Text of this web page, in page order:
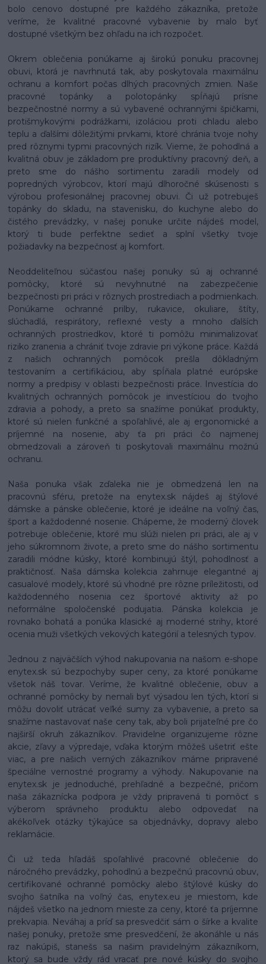
bolo cenovo dostupné pre každého zákazníka, pretože
veríme, že kvalitné pracovné vybavenie by malo byť
dostupné všetkým bez ohľadu na ich rozpočet.
Okrem oblečenia ponúkame aj širokú ponuku pracovnej
obuvi, ktorá je navrhnutá tak, aby poskytovala maximálnu
ochranu a komfort počas dlhých pracovných zmien. Naše
pracovné topánky a polotopánky spĺňajú prísne
bezpečnostné normy a sú vybavené ochrannými špičkami,
protišmykovými podrážkami, izoláciou proti chladu alebo
teplu a ďalšími dôležitými prvkami, ktoré chránia tvoje nohy
pred rôznymi typmi pracovných rizík. Vieme, že pohodlná a
kvalitná obuv je základom pre produktívny pracovný deň, a
preto sme do nášho sortimentu zaradili modely od
popredných výrobcov, ktorí majú dlhoročné skúsenosti s
výrobou profesionálnej pracovnej obuvi. Či už potrebuješ
topánky do skladu, na stavenisku, do kuchyne alebo do
čistého prevádzky, v našej ponuke určite nájdeš model,
ktorý ti bude perfektne sedieť a splní všetky tvoje
požiadavky na bezpečnosť aj komfort.
Neoddeliteľnou súčasťou našej ponuky sú aj ochranné
pomôcky, ktoré sú nevyhnutné na zabezpečenie
bezpečnosti pri práci v rôznych prostrediach a podmienkach.
Ponúkame ochranné prilby, rukavice, okuliare, štíty,
slúchadlá, respirátory, reflexné vesty a mnoho ďalších
ochranných prostriedkov, ktoré ti pomôžu minimalizovať
riziko zranenia a chrániť tvoje zdravie pri výkone práce. Každá
z našich ochranných pomôcok prešla dôkladným
testovaním a certifikáciou, aby spĺňala platné európske
normy a predpisy v oblasti bezpečnosti práce. Investícia do
kvalitných ochranných pomôcok je investíciou do tvojho
zdravia a pohody, a preto sa snažíme ponúkať produkty,
ktoré sú nielen funkčné a spoľahlivé, ale aj ergonomické a
príjemné na nosenie, aby ťa pri práci čo najmenej
obmedzovali a zároveň ti poskytovali maximálnu možnú
ochranu.
Naša ponuka však zďaleka nie je obmedzená len na
pracovnú sféru, pretože na enytex.sk nájdeš aj štýlové
dámske a pánske oblečenie, ktoré je ideálne na voľný čas,
šport a každodenné nosenie. Chápeme, že moderný človek
potrebuje oblečenie, ktoré mu slúži nielen pri práci, ale aj v
jeho súkromnom živote, a preto sme do nášho sortimentu
zaradili módne kúsky, ktoré kombinujú štýl, pohodlnosť a
praktičnosť. Naša dámska kolekcia zahrnuje elegantné aj
casualové modely, ktoré sú vhodné pre rôzne príležitosti, od
každodenného nosenia cez športové aktivity až po
neformálne spoločenské podujatia. Pánska kolekcia je
rovnako bohatá a ponúka klasické aj moderné strihy, ktoré
ocenia muži všetkých vekových kategórií a telesných typov.
Jednou z najväčších výhod nakupovania na našom e-shope
enytex.sk sú bezpochyby super ceny, za ktoré ponúkame
všetok náš tovar. Veríme, že kvalitné oblečenie, obuv a
ochranné pomôcky by nemali byť výsadou len tých, ktorí si
môžu dovoliť utrácať veľké sumy za vybavenie, a preto sa
snažíme nastavovať naše ceny tak, aby boli prijateľné pre čo
najširší okruh zákazníkov. Pravidelne organizujeme rôzne
akcie, zľavy a výpredaje, vďaka ktorým môžeš ušetriť ešte
viac, a pre našich verných zákazníkov máme pripravené
špeciálne vernostné programy a výhody. Nakupovanie na
enytex.sk je jednoduché, prehľadné a bezpečné, pričom
naša zákaznícka podpora je vždy pripravená ti pomôcť s
výberom správneho produktu alebo odpovedať na
akékoľvek otázky týkajúce sa objednávky, dopravy alebo
reklamácie.
Či už teda hľadáš spoľahlivé pracovné oblečenie do
náročného prevádzky, pohodlnú a bezpečnú pracovnú obuv,
certifikované ochranné pomôcky alebo štýlové kúsky do
svojho šatníka na voľný čas, enytex.eu je miestom, kde
nájdeš všetko na jednom mieste za ceny, ktoré ťa príjemne
prekvapia. Neváhaj a príď sa presvedčiť sám o šírke a kvalite
našej ponuky, pretože sme presvedčení, že akonáhle u nás
raz nakúpiš, stanešs sa našim pravidelným zákazníkom,
ktorý sa bude vždy rád vracať pre nové kúsky do svojho